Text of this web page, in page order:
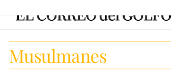
Musulmanes